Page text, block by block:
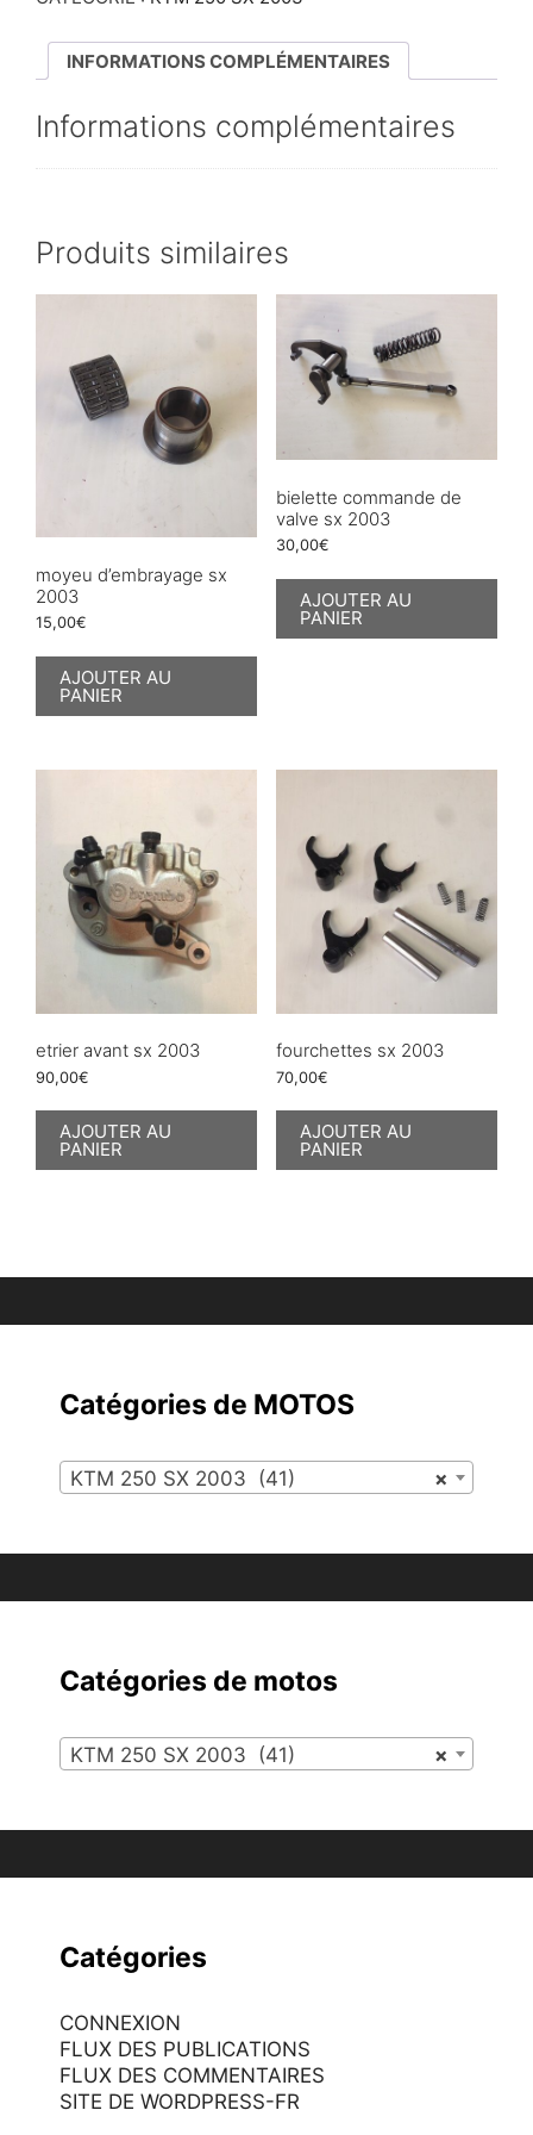
2003INFORMATIONS COMPLÉMENTAIRES
Informations complémentaires
Produits similaires
moyeu d’embrayage sx
2003
15,00€
AJOUTER AU
PANIER
bielette commande de
valve sx 2003
30,00€
AJOUTER AU
PANIER
etrier avant sx 2003
90,00€
AJOUTER AU
PANIER
fourchettes sx 2003
70,00€
AJOUTER AU
PANIER
Catégories de MOTOS
×
KTM 250 SX 2003 (41)
Catégories de motos
×
KTM 250 SX 2003 (41)
Catégories
CONNEXION
FLUX DES PUBLICATIONS
FLUX DES COMMENTAIRES
SITE DE WORDPRESS-FR